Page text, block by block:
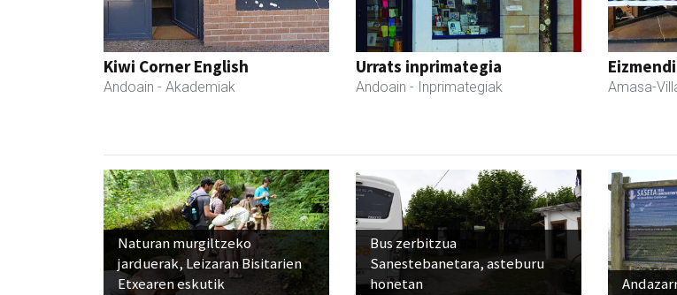
Kiwi Corner English
Andoain - Akademiak
Urrats inprimategia
Andoain - Inprimategiak Amasa-
Naturan murgiltzeko
jarduerak, Leizaran Bisitarien
Etxearen eskutik
Bus zerbitzua
Sanestebanetara, asteburu
honetan